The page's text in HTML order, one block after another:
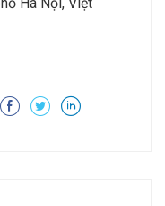
Hà Nội, Việt